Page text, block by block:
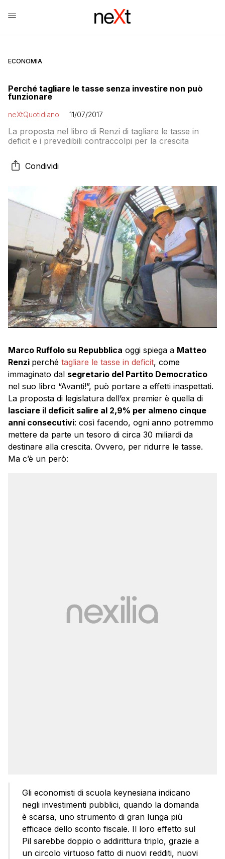
ECONOMIA
Perché tagliare le tasse senza investire non può
funzionare
neXtQuotidiano 11/07/2017
La proposta nel libro di Renzi di tagliare le tasse in
deficit e i prevedibili contraccolpi per la crescita
Condividi
Marco Ruffolo su Repubblica oggi spiega a Matteo
Renzi perché tagliare le tasse in deficit, come
immaginato dal segretario del Partito Democratico
nel suo libro “Avanti!”, può portare a effetti inaspettati.
La proposta di legislatura dell’ex premier è quella di
lasciare il deficit salire al 2,9% per almeno cinque
anni consecutivi: così facendo, ogni anno potremmo
mettere da parte un tesoro di circa 30 miliardi da
destinare alla crescita. Ovvero, per ridurre le tasse.
Ma c’è un però:
Gli economisti di scuola keynesiana indicano
negli investimenti pubblici, quando la domanda
è scarsa, uno strumento di gran lunga più
efficace dello sconto fiscale. Il loro effetto sul
Pil sarebbe doppio o addirittura triplo, grazie a
un circolo virtuoso fatto di nuovi redditi, nuovi